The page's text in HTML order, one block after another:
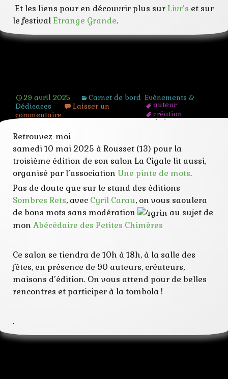
Et les liens pour en découvrir plus surLivr’s et sur
le festival Etrange Grande.
29 avril 2025 Carnet de bord Evènements &
Dédicaces
auteur
création
dédicace
rencontre
rousset
Laisser un
commentaire
Retrouvez-moi
samedi 10 mai 2025 à Rousset (13) pour la
troisième édition de son salon La Cigale lit aussi,
organisé par l’association Une pinte de mots.
Pas de doute que sur le stand des éditions
Sombres Rets, avec Cyril Carau, on vous saoulera
de bons mots sans modération
au sujet de
mon Abécédaire des Petites Chimères
Ce salon se tiendra de 10h à 18h, à la salle des
fêtes, en présence de 90 auteurs, créateurs,
maisons d’édition. On vous attend pour de belles
rencontres et participer à la tombola !
.